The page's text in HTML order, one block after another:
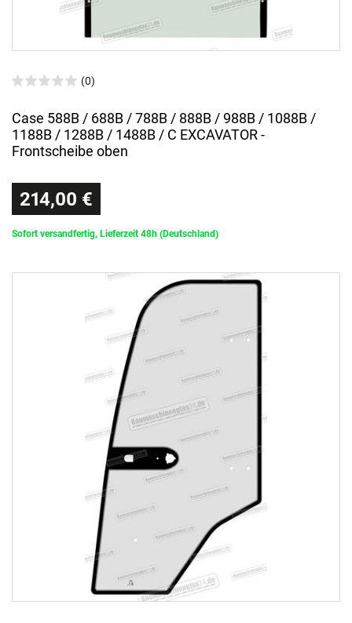
(0)
Case 588B / 688B / 788B / 888B / 988B / 1088B /
1188B / 1288B / 1488B / C EXCAVATOR -
Frontscheibe oben
214,00 €
Sofort versandfertig, Lieferzeit 48h (Deutschland)